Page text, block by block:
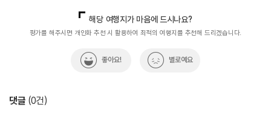
해당 여행지가 마음에 드시나요?
평가를 해주시면 개인화 추천 시 활용하여 최적의 여행지를 추천해 드리겠습니다.
좋아요! 별로예요
댓글 (0건)